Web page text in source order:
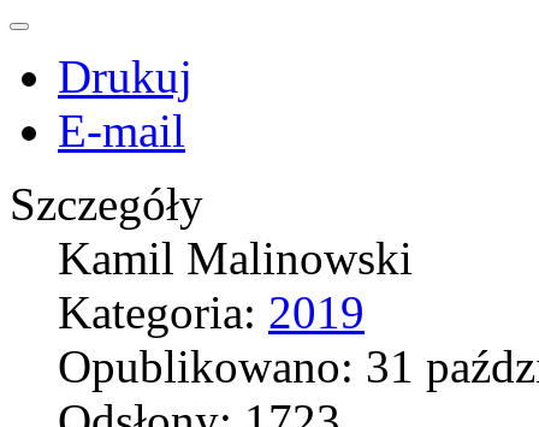
Drukuj
E-mail
Szczegóły
Kamil Malinowski
Kategoria: 2019
Opublikowano: 31